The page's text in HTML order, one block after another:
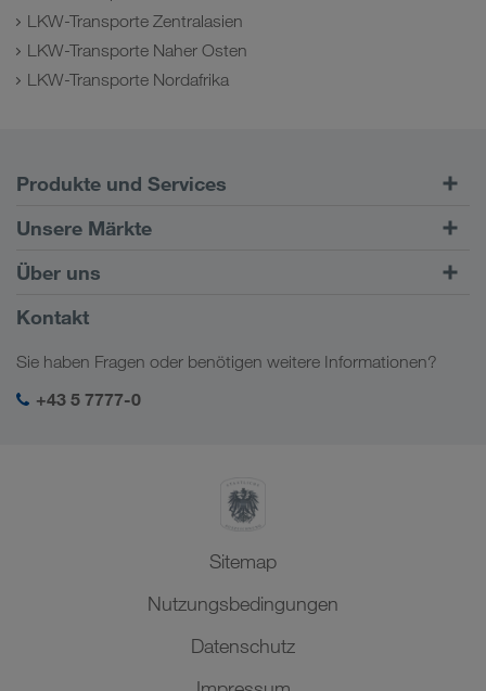
LKW-Transporte Zentralasien
LKW-Transporte Naher Osten
LKW-Transporte Nordafrika
Produkte und Services
Straßentransporte
Kundenportal CONNECT
Digitale Lösungen
Unsere Märkte
Europa
Kaukasus
Zentralasien
Naher Osten
Über uns
Firmeninformation
Soziale Verantwortung
SHEQ-Management
Kontakt
Sie haben Fragen oder benötigen weitere Informationen?
+43 5 7777-0
Sitemap
Nutzungsbedingungen
Datenschutz